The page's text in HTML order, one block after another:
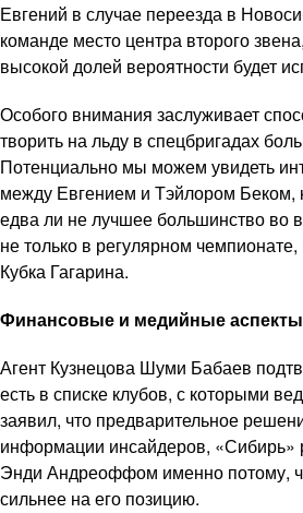
Евгений в случае переезда в
команде место центра второго
высокой долей вероятности будет
Особого внимания заслуживает
творить на льду в спецбригадах
Потенциально мы можем увидеть
между Евгением и Тэйлором Беком,
едва ли не лучшее большинство во
не только в регулярном
Кубка Гагарина.
Финансовые и медийные аспекты
Агент Кузнецова Шуми Бабаев
есть в списке клубов, с которыми
заявил, что предварительное
информации инсайдеров, «Сибирь»
Энди Андреоффом именно потому,
сильнее на его позицию.